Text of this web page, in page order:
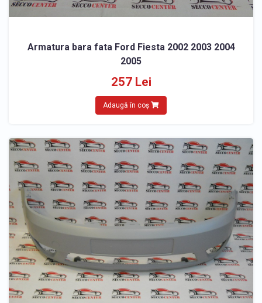
Armatura bara fata Ford Fiesta 2002 2003 2004
2005
257 Lei
Adaugă în coș